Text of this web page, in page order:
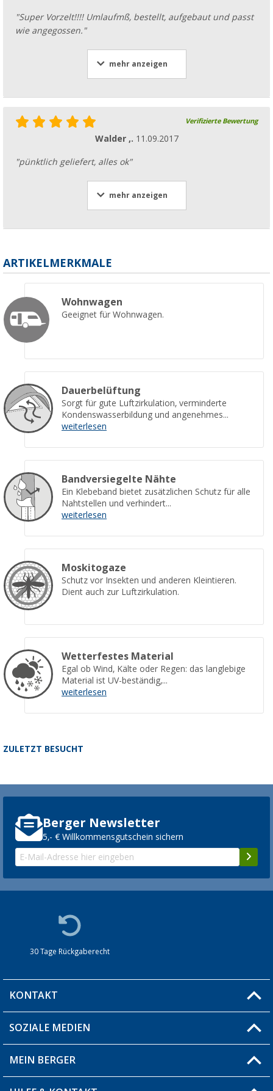
"Super Vorzelt!!!! Umlaufmß, bestellt, aufgebaut und passt
wie angegossen."
mehr anzeigen
Verifizierte Bewertung
Walder ,. 11.09.2017
"pünktlich geliefert, alles ok"
mehr anzeigen
ARTIKELMERKMALE
Wohnwagen
Geeignet für Wohnwagen.
Dauerbelüftung
Sorgt für gute Luftzirkulation, verminderte
Kondenswasserbildung und angenehmes...
weiterlesen
Bandversiegelte Nähte
Ein Klebeband bietet zusätzlichen Schutz für alle
Nahtstellen und verhindert...
weiterlesen
Moskitogaze
Schutz vor Insekten und anderen Kleintieren.
Dient auch zur Luftzirkulation.
Wetterfestes Material
Egal ob Wind, Kälte oder Regen: das langlebige
Material ist UV-beständig,...
weiterlesen
ZULETZT BESUCHT
Berger Newsletter
5,- € Willkommensgutschein sichern
30 Tage Rückgaberecht
KONTAKT
Du hast eine Frage?
Filiale finden
SOZIALE MEDIEN
MEIN BERGER